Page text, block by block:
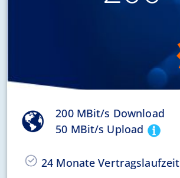
200 MBit/s Download
50 MBit/s Upload
24 Monate Vertragslaufzeit